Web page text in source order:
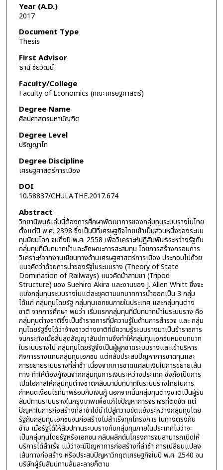
Year (A.D.)
2017
Document Type
Thesis
First Advisor
ธานี ชัยวัฒน์
Faculty/College
Faculty of Economics (คณะเศรษฐศาสตร์)
Degree Name
ศิลปศาสตรมหาบัณฑิต
Degree Level
ปริญญาโท
Degree Discipline
เศรษฐศาสตร์การเมือง
DOI
10.58837/CHULA.THE.2017.674
Abstract
วิทยานิพนธ์เล่มนี้ต้องการศึกษาพัฒนาการของกลุ่มทุนระบบรางในไทย
ตั้งแต่ปี พ.ศ. 2398 ซึ่งเป็นปีที่เศรษฐกิจไทยเข้าเป็นส่วนหนึ่งของระบบ
ทุนนิยมโลก จนถึงปี พ.ศ. 2558 เพื่อวิเคราะห์ปฏิสัมพันธ์ระหว่างรัฐกับ
กลุ่มทุนที่มีบทบาทนำและลักษณะการสะสมทุน โดยการสร้างกรอบการ
วิเคราะห์จากงานเขียนทางด้านเศรษฐศาสตร์การเมือง ประกอบไปด้วย
แนวคิดว่าด้วยการนำของรัฐในระบบราง (Theory of State
Domination of Railways) แนวคิดม้าสามขา (Tripod
Structure) ของ Suehiro Akira และงานของ J. Allen Whitt ซึ่งจะ
แบ่งกลุ่มทุนระบบรางในแต่ละยุคตามบทบาทการนำออกเป็น 3 กลุ่ม
ได้แก่ กลุ่มทุนโดยรัฐ กลุ่มทุนเอกชนภายในประเทศ และกลุ่มทุนต่าง
ชาติ จากการศึกษา พบว่า เริ่มแรกกลุ่มทุนที่มีบทบาทนำในระบบราง คือ
กลุ่มทุนต่างชาติซึ่งเป็นข้าราชการที่มีความรู้ในด้านการสำรวจ และ กลุ่ม
ทุนโดยรัฐซึ่งได้ว่าจ้างชาวต่างชาติที่มีความรู้ระบบรางมาเป็นข้าราชการ
จนกระทั่งเมื่อสิ้นสุดสัญญาสัมปทานจึงทำให้กลุ่มทุนเอกชนหมดบทบาท
ในระบบรางไป กลุ่มทุนโดยรัฐจึงเป็นผู้ผูกขาดระบบรางและเข้าบริหาร
กิจการรางแทนกลุ่มทุนเอกชน แต่กลับประสบปัญหาการขาดทุนและ
การขยายระบบรางที่ล่าช้า เนื่องจากการขาดแคลนเงินในการขยายเส้น
ทาง ทำให้ต้องกู้เงินจากกลุ่มทุนการเงินระหว่างประเทศ ซึ่งถือเป็นการ
เปิดโอกาสให้กลุ่มทุนต่างชาติกลับมามีบทบาทในระบบรางไทยในการ
กำหนดเงื่อนไขที่มาพร้อมกับเงินกู้ นอกจากนั้นกลุ่มทุนต่างชาติเป็นผู้รับ
สัมปทานระบบรางในกรุงเทพเพื่อแก้ไขปัญหาการจราจรที่ติดขัด แต่
ปัญหาในการก่อสร้างที่ล่าช้าได้นำไปสู่ความขัดแย้งระหว่างกลุ่มทุนโดย
รัฐกับกลุ่มทุนเอกชนจนก่อสร้างไม่สำเร็จทุกโครงการ ในทางตรงกัน
ข้าม เมื่อรัฐได้ให้สัมปทานระบบรางกับกลุ่มทุนภายในประเทศไม่ว่าจะ
เป็นกลุ่มทุนโดยรัฐหรือเอกชน กลับผลักดันโครงการจนสามารถเปิดให้
บริการได้สำเร็จ แม้ว่าจะมีปัญหาการก่อสร้างที่ล่าช้า การเปลี่ยนแปลง
เส้นทางก่อสร้าง หรือประสบปัญหาวิกฤตเศรษฐกิจในปี พ.ศ. 2540 จน
บริษัทผู้รับสัมปทานล้มละลายก็ตาม